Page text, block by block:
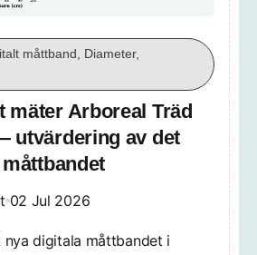
måttband, Diameter,
mäter Arboreal Träd
utvärdering av det
02 Jul 2026
digitala måttbandet i